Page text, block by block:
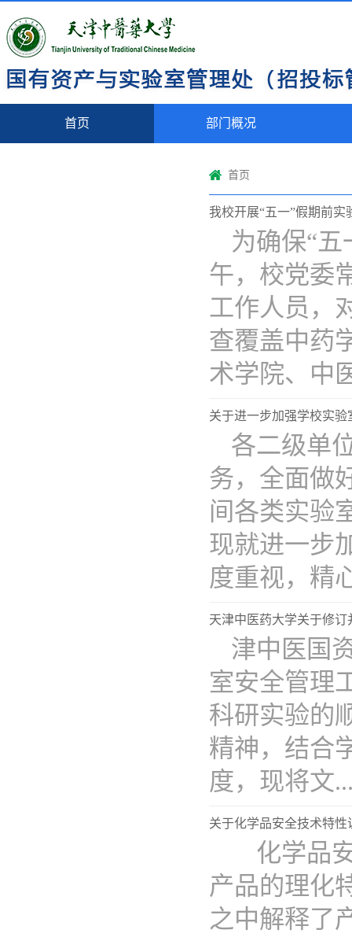
首页 部门概况
首页
我校开展“五一”假期前
为确保“
午，校党委
工作人员，
查覆盖中药
术学院、中
关于进一步加强学校实
各二级单
务，全面做
间各类实验
现就进一步
度重视，精
天津中医药大学关于修
津中医国
室安全管理
科研实验的
精神，结合
度，现将文
关于化学品安全技术特性
化学品
产品的理化
之中解释了